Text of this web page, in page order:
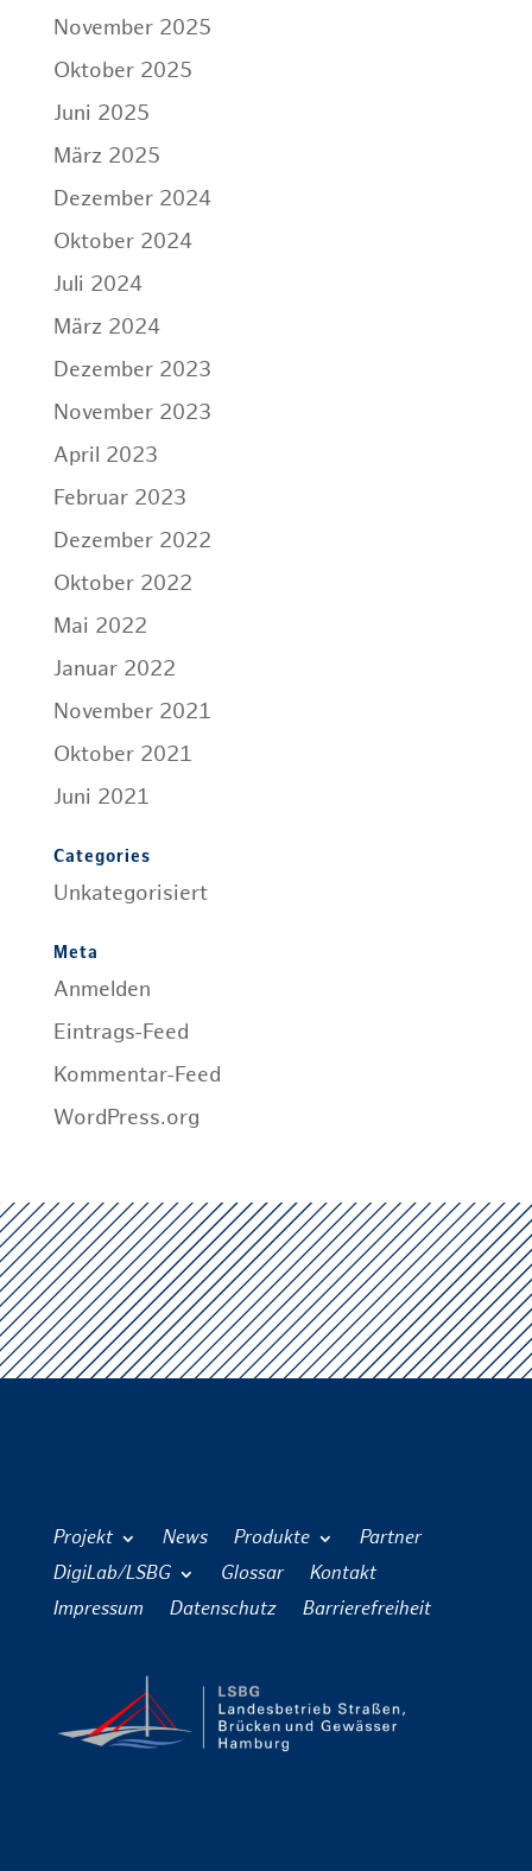
November 2025
Oktober 2025
Juni 2025
März 2025
Dezember 2024
Oktober 2024
Juli 2024
März 2024
Dezember 2023
November 2023
April 2023
Februar 2023
Dezember 2022
Oktober 2022
Mai 2022
Januar 2022
November 2021
Oktober 2021
Juni 2021
Categories
Unkategorisiert
Meta
Anmelden
Eintrags-Feed
Kommentar-Feed
WordPress.org
Projekt News Produkte
Partner
DigiLab/LSBG
Glossar
Kontakt
Impressum
Datenschutz Barrierefreiheit